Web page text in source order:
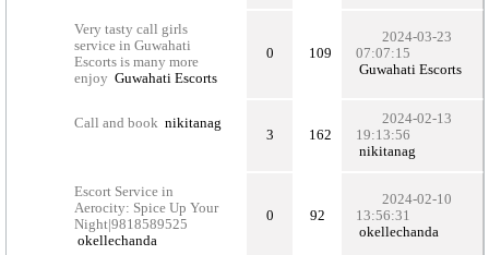
Very tasty call girls
service in Guwahati
Escorts is many more
enjoy Guwahati Escorts
0 109
2024-03-23
07:07:15
Guwahati Escorts
Call and book nikitanag
3 162
2024-02-13
19:13:56
nikitanag
Escort Service in
Aerocity: Spice Up Your
Night|9818589525
okellechanda
0 92
2024-02-10
13:56:31
okellechanda